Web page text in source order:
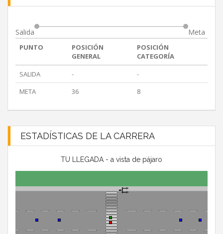
Salida Meta
PUNTO
POSICIÓN
GENERAL
POSICIÓN
CATEGORÍA
SALIDA
-
-
META
36 8
ESTADÍSTICAS DE LA CARRERA
TU LLEGADA - a vista de pájaro